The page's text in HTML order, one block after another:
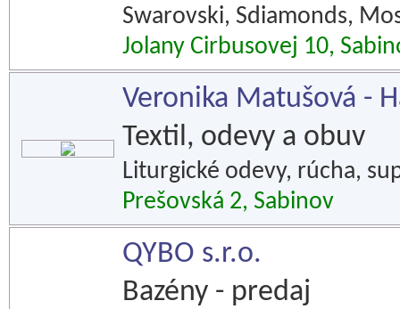
Swarovski, Sdiamonds,
Jolany Cirbusovej 10,
Veronika Matušová -
Textil, odevy a obuv
Liturgické odevy, rúcha,
Prešovská 2, Sabinov
QYBO s.r.o.
Bazény - predaj